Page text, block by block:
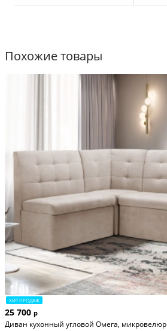
Похожие товары
ХИТ ПРОДАЖ
25 700 р
Диван кухонный угловой Омега, микровелюр